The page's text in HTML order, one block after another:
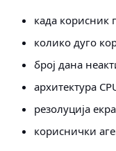
када корисник
колико дуго
број дана
архитектура
резолуција
кориснички